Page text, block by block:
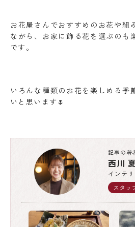
お花屋さんでおすすめのお花や組
ながら、お家に飾る花を選ぶのも
です。
いろんな種類のお花を楽しめる季
いと思います🌷
記事の著
西川
インテ
スタッ